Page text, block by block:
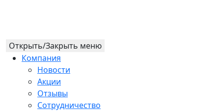
Открыть/Закрыть меню
Компания
Новости
Акции
Отзывы
Сотрудничество